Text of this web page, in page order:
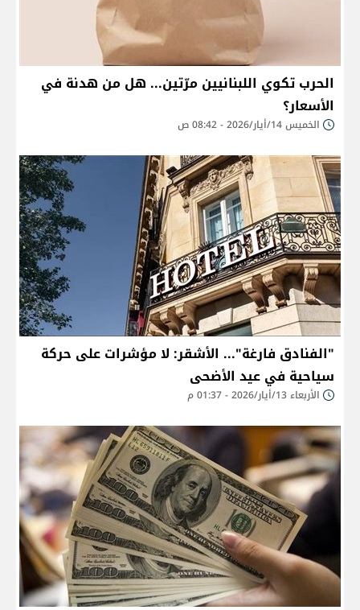
الحرب تكوي اللبنانيين مرّتين... هل من هدنة في
الأسعار؟
الخميس 14/أيار/2026 - 08:42 ص
"الفنادق فارغة"... الأشقر: لا مؤشرات على حركة
سياحية في عيد الأضحى
الأربعاء 13/أيار/2026 - 01:37 م